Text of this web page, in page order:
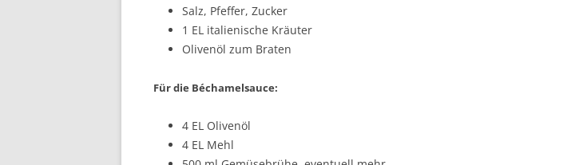
Salz, Pfeffer, Zucker
1 EL italienische Kräuter
Olivenöl zum Braten
Für die Béchamelsauce:
4 EL Olivenöl
4 EL Mehl